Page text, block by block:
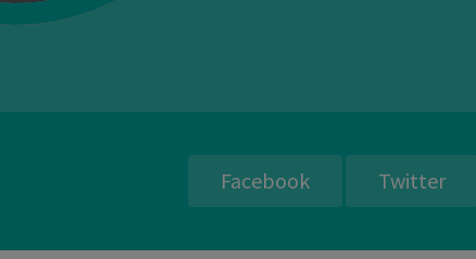
Facebook Twitter